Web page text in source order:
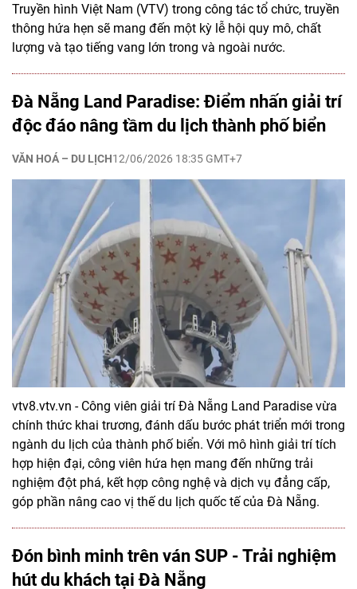
Truyền hình Việt Nam (VTV) trong công tác tổ chức, truyền
thông hứa hẹn sẽ mang đến một kỳ lễ hội quy mô, chất
lượng và tạo tiếng vang lớn trong và ngoài nước.
Đà Nẵng Land Paradise: Điểm nhấn giải trí
độc đáo nâng tầm du lịch thành phố biển
VĂN HOÁ – DU LỊCH12/06/2026 18:35 GMT+7
vtv8.vtv.vn - Công viên giải trí Đà Nẵng Land Paradise vừa
chính thức khai trương, đánh dấu bước phát triển mới trong
ngành du lịch của thành phố biển. Với mô hình giải trí tích
hợp hiện đại, công viên hứa hẹn mang đến những trải
nghiệm đột phá, kết hợp công nghệ và dịch vụ đẳng cấp,
góp phần nâng cao vị thế du lịch quốc tế của Đà Nẵng.
Đón bình minh trên ván SUP - Trải nghiệm
hút du khách tại Đà Nẵng